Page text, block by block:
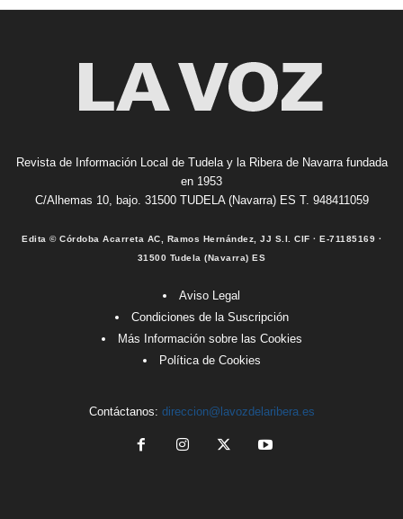
Revista de Información Local de Tudela y la Ribera de Navarra fundada
en 1953
C/Alhemas 10, bajo. 31500 TUDELA (Navarra) ES T. 948411059
Edita © Córdoba Acarreta AC, Ramos Hernández, JJ S.I. CIF · E-71185169 ·
31500 Tudela (Navarra) ES
Aviso Legal
Condiciones de la Suscripción
Más Información sobre las Cookies
Política de Cookies
Contáctanos: direccion@lavozdelaribera.es